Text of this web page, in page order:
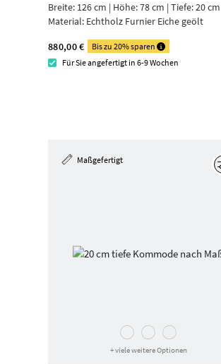
Breite: 126 cm | Höhe: 78 cm | Tiefe: 20 cm
Material: Echtholz Furnier Eiche geölt
880,00 €
Bis zu 20% sparen
Für Sie angefertigt in 6-9 Wochen
Maßgefertigt
+ viele weitere Optionen